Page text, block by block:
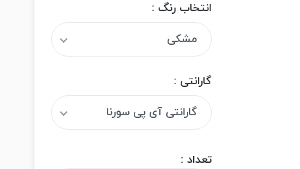
انتخاب رنگ :
مشکی
گارانتی :
گارانتی آی پی سورنا
تعداد :